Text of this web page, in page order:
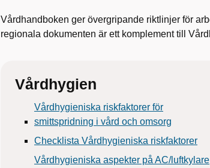
Vårdhandboken ger övergripande riktlinjer för
regionala dokumenten är ett komplement till
Vårdhygien
Vårdhygieniska riskfaktorer för
smittspridning i vård och omsorg
Checklista Vårdhygieniska riskfaktorer
Vårdhygieniska aspekter på AC/luftkylare